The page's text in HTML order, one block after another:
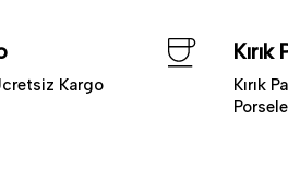
Kargo
Kırık